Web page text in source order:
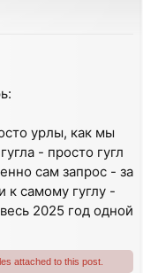
урлы, как мы
- просто гугл
сам запрос - за
к самому гуглу -
2025 год одной
attached to this post.